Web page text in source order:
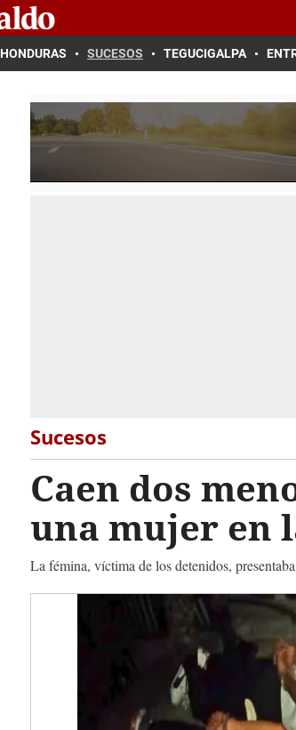
HONDURAS SUCESOS TEGUCIGALPA
Sucesos
Caen dos
una mujer en
La fémina, víctima de los detenidos,